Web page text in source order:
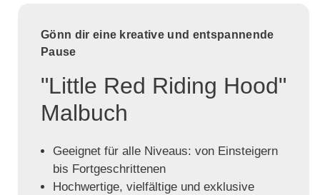
Gönn dir eine kreative und entspannende
Pause
"Little Red Riding Hood"
Malbuch
Geeignet für alle Niveaus: von Einsteigern
bis Fortgeschrittenen
Hochwertige, vielfältige und exklusive